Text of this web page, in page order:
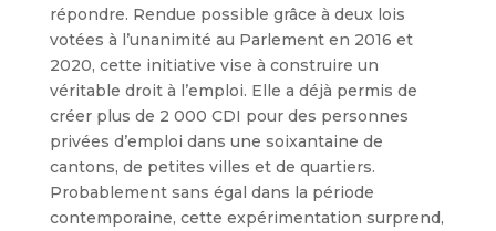
répondre. Rendue possible grâce à deux lois
votées à l’unanimité au Parlement en 2016 et
2020, cette initiative vise à construire un
véritable droit à l’emploi. Elle a déjà permis de
créer plus de 2 000 CDI pour des personnes
privées d’emploi dans une soixantaine de
cantons, de petites villes et de quartiers.
Probablement sans égal dans la période
contemporaine, cette expérimentation surprend,